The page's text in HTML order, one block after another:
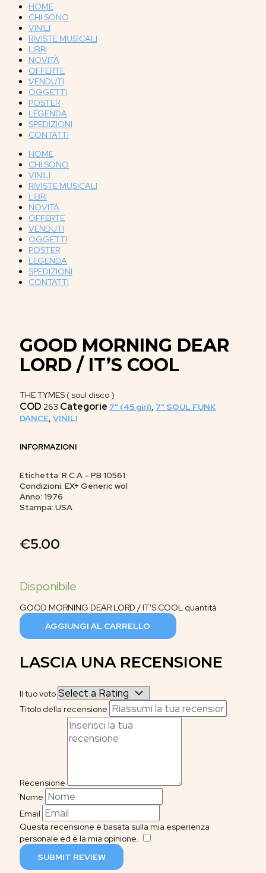
HOME
CHI SONO
VINILI
RIVISTE MUSICALI
LIBRI
NOVITÀ
OFFERTE
VENDUTI
OGGETTI
POSTER
LEGENDA
SPEDIZIONI
CONTATTI
HOME
CHI SONO
VINILI
RIVISTE MUSICALI
LIBRI
NOVITÀ
OFFERTE
VENDUTI
OGGETTI
POSTER
LEGENDA
SPEDIZIONI
CONTATTI
GOOD MORNING DEAR
LORD / IT’S COOL
THE TYMES ( soul disco )
COD 263 Categorie 7" (45 giri), 7" SOUL FUNK
DANCE, VINILI
INFORMAZIONI
Etichetta: R C A – PB 10561
Condizioni: EX+ Generic wol
Anno: 1976
Stampa: USA
€5.00
GOOD MORNING DEAR LORD / IT'S COOL quantità
AGGIUNGI AL CARRELLO
LASCIA UNA RECENSIONE
Il tuo voto
Titolo della recensione
Recensione
Nome
Email
Questa recensione è basata sulla mia esperienza
personale ed è la mia opinione.
SUBMIT REVIEW